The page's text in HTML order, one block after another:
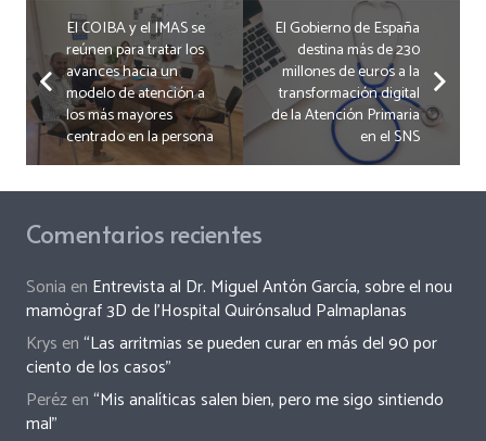
El COIBA y el IMAS se
reúnen para tratar los
avances hacia un
modelo de atención a
los más mayores
centrado en la persona
El Gobierno de España
destina más de 230
millones de euros a la
transformación digital
de la Atención Primaria
en el SNS
Comentarios recientes
Sonia en Entrevista al Dr. Miguel Antón García, sobre el nou
mamògraf 3D de l’Hospital Quirónsalud Palmaplanas
Krys en“Las arritmias se pueden curar en más del 90 por
ciento de los casos”
Perézen“Mis analíticas salen bien, pero me sigo sintiendo
mal”